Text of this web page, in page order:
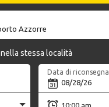
stessa località
Data di riconsegna